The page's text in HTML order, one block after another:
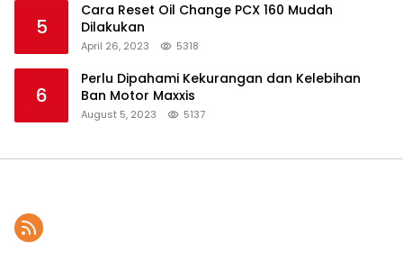
5
Cara Reset Oil Change PCX 160 Mudah
Dilakukan
April 26, 2023 5318
6
Perlu Dipahami Kekurangan dan Kelebihan
Ban Motor Maxxis
August 5, 2023 5137